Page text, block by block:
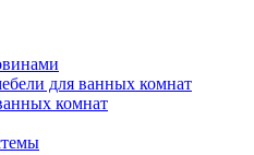
для ванных комнат
комнат